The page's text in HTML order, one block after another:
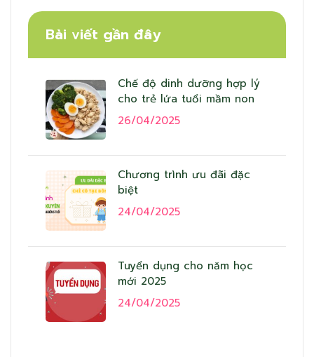
Bài viết gần đây
Chế độ dinh dưỡng hợp lý
cho trẻ lứa tuổi mầm non
26/04/2025
Chương trình ưu đãi đặc
biệt
24/04/2025
Tuyển dụng cho năm học
mới 2025
24/04/2025